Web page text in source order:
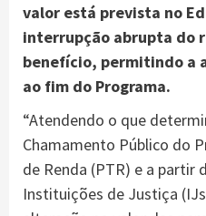
valor está prevista no
interrupção abrupta do
benefício, permitindo a
ao fim do Programa.
“Atendendo o que
Chamamento Público do
de Renda (PTR) e a partir
Instituições de Justiça